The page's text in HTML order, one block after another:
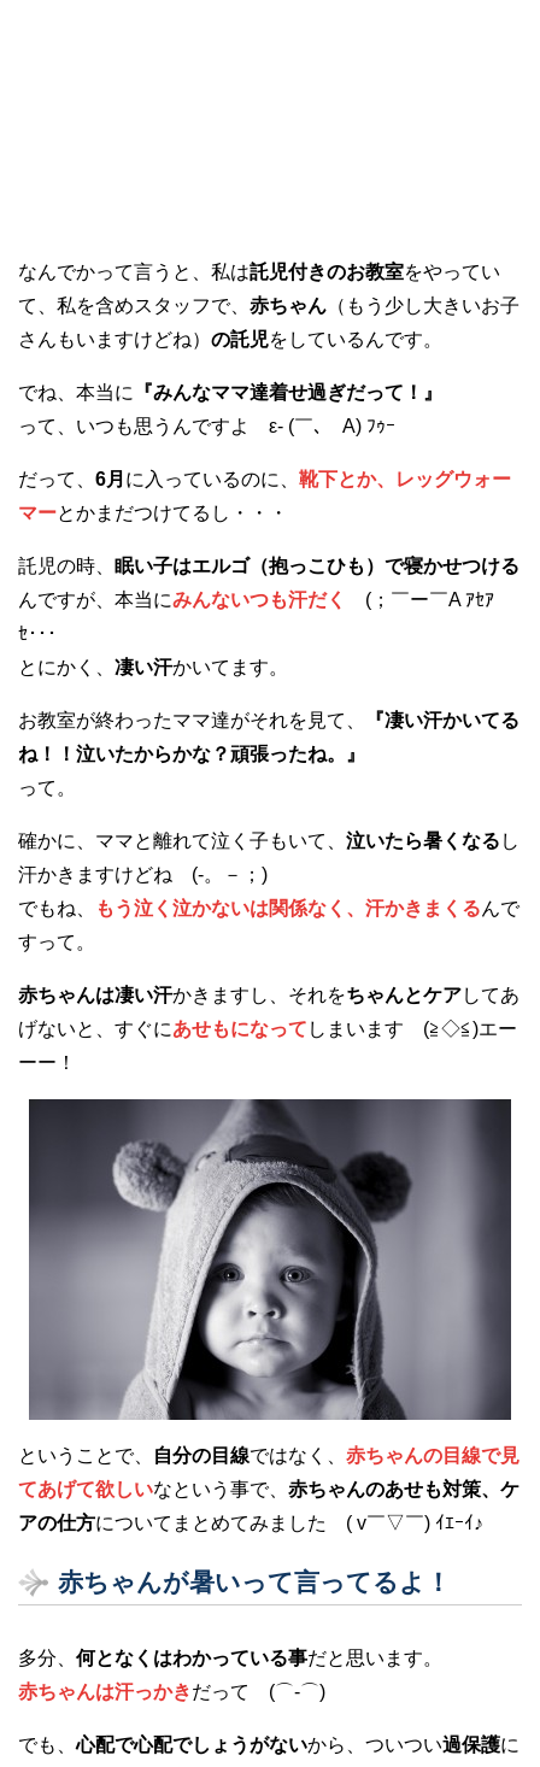
なんでかって言うと、私は託児付きのお教室をやってい
て、私を含めスタッフで、 赤ちゃん （もう少し大きいお子
さんもいますけどね） の託児をしているんです。
でね、本当に
『みんなママ達着せ過ぎだって！』
って、いつも思うんですよ ε- (￣､￣A) ﾌｩｰ
だって、 6月 に入っているのに、 靴下とか、レッグウォー
マーとかまだつけてるし・・・
託児の時、 眠い子はエルゴ（抱っこひも）で寝かせつける
んですが、本当にみんないつも汗だく
(；￣ー￣A ｱｾｱ
ｾ･･･
とにかく、 凄い汗かいてます。
お教室が終わったママ達がそれを見て、
『凄い汗かいてる
ね！！泣いたからかな？頑張ったね。』
って。
確かに、ママと離れて泣く子もいて、 泣いたら暑くなる し
汗かきますけどね (-。－；)
でもね、
もう泣く泣かないは関係なく、汗かきまくるんで
すって。
赤ちゃんは凄い汗かきますし、それをちゃんとケアしてあ
げないと、すぐにあせもになって しまいます (≧◇≦)エー
ーー！
ということで、 自分の目線ではなく、 赤ちゃんの目線で見
てあげて欲しいなという事で、 赤ちゃんのあせも対策、ケ
アの仕方についてまとめてみました ( v￣▽￣) ｲｴｰｲ♪
赤ちゃんが暑いって言ってるよ！
多分、 何となくはわかっている事だと思います。
赤ちゃんは汗っかきだって (⌒-⌒)
でも、心配で心配でしょうがないから、ついつい過保護に